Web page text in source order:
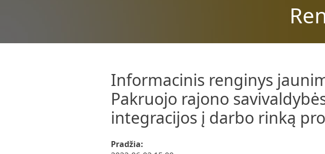
Informacinis renginys
Pakruojo rajono
integracijos į darbo rinką
Pradžia: